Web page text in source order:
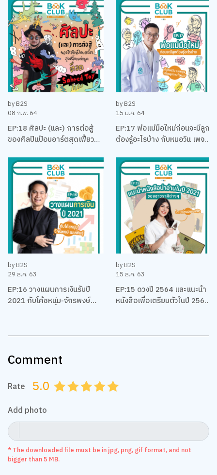
by B2S
08 ก.พ. 64
EP:18 ศิลปะ (และ) การต่อสู้
ของศิลปินป๊อบอาร์ตสุดเฟี้ยว
by B2S
15 ม.ค. 64
EP:17 พ่อแม่มือใหม่ก่อนจะมีลูก
ต้องรู้อะไรบ้าง กับหมอวิน เพจ
by B2S
29 ธ.ค. 63
EP:16 วางแผนการเงินรับปี
2021 กับโค้ชหนุ่ม-จักรพงษ์
by B2S
15 ธ.ค. 63
EP:15 ดวงปี 2564 และแนะนำ
หนังสือเพื่อเตรียมตัวในปี 2564
Comment
Rate 5.0 4.5
4.0
3.5
3.0
2.5
2.0
1.5
1.0
0.5
Add photo
* The downloaded file must be in jpg, png, gif format, and not
bigger than 5 MB.